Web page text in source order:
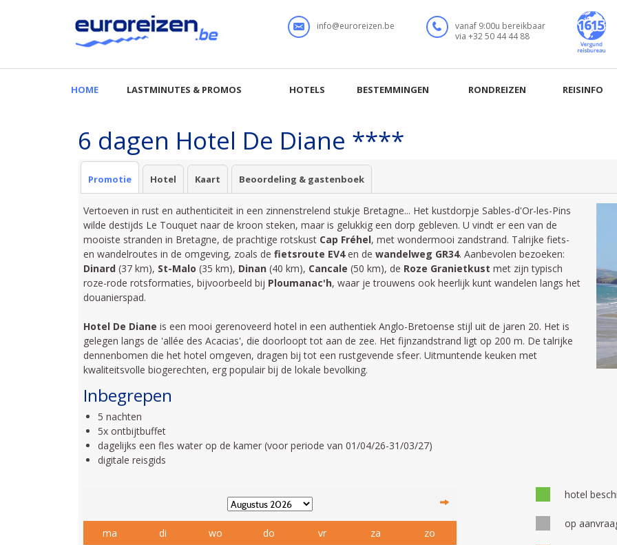
6 dagen Hotel De Diane ****
Promotie Hotel Kaart Beoordeling & gastenboek
Vertoeven in rust en authenticiteit in een zinnenstrelend stukje Bretagne... Het kustdorpje Sables-d'Or-les-Pins
wilde destijds Le Touquet naar de kroon steken, maar is gelukkig een dorp gebleven. U vindt er een van de
mooiste stranden in Bretagne, de prachtige rotskust Cap Fréhel, met wondermooi zandstrand. Talrijke fiets-
en wandelroutes in de omgeving, zoals de fietsroute EV4en de wandelweg GR34. Aanbevolen bezoeken:
Dinard (37 km), St-Malo (35 km), Dinan (40 km), Cancale (50 km), de Roze Granietkust met zijn typisch
roze-rode rotsformaties, bijvoorbeeld bij Ploumanac'h, waar je trouwens ook heerlijk kunt wandelen langs het
douanierspad.
Hotel De Diane is een mooi gerenoveerd hotel in een authentiek Anglo-Bretoense stijl uit de jaren 20. Het is
gelegen langs de 'allée des Acacias', die doorloopt tot aan de zee. Het fijnzandstrand ligt op 200 m. De talrijke
dennenbomen die het hotel omgeven, dragen bij tot een rustgevende sfeer. Uitmuntende keuken met
kwaliteitsvolle biogerechten, erg populair bij de lokale bevolking.
Inbegrepen
5 nachten
5x ontbijtbuffet
dagelijks een fles water op de kamer (voor periode van 01/04/26-31/03/27)
digitale reisgids
ma di wo do vr za
zo
hotel
op